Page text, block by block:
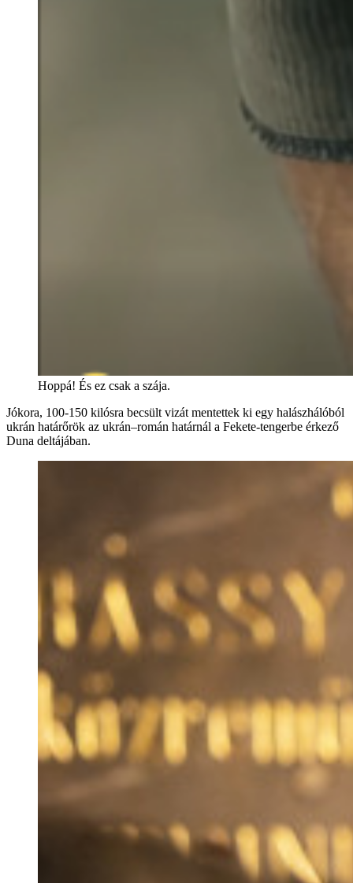
Hoppá! És ez csak a szája.
Jókora, 100-150 kilósra becsült vizát mentettek ki egy halászhálóból
ukrán határőrök az ukrán–román határnál a Fekete-tengerbe érkező
Duna deltájában.